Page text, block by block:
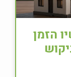
הזמן